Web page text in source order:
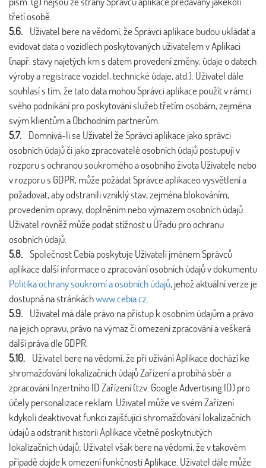
třetí osobě.
5.6. Uživatel bere na vědomí, že Správci aplikace budou ukládat a
evidovat data o vozidlech poskytovaných uživatelem v Aplikaci
(např. stavy najetých km s datem provedení změny, údaje o datech
výroby a registrace vozidel, technické údaje, atd.). Uživatel dále
souhlasí s tím, že tato data mohou Správci aplikace použít v rámci
svého podnikání pro poskytování služeb třetím osobám, zejména
svým klientům a Obchodním partnerům.
5.7. Domnívá-li se Uživatel že Správci aplikace jako správci
osobních údajů či jako zpracovatelé osobních údajů postupují v
rozporu s ochranou soukromého a osobního života Uživatele nebo
v rozporu s GDPR, může požádat Správce aplikaceo vysvětlení a
požadovat, aby odstranili vzniklý stav, zejména blokováním,
provedením opravy, doplněním nebo výmazem osobních údajů.
Uživatel rovněž může podat stížnost u Úřadu pro ochranu
osobních údajů.
5.8. Společnost Cebia poskytuje Uživateli jménem Správců
aplikace další informace o zpracování osobních údajů v dokumentu
Politika ochrany soukromí a osobních údajů, jehož aktuální verze je
dostupná na stránkáchwww.cebia.cz.
5.9. Uživatel má dále právo na přístup k osobním údajům a právo
na jejich opravu, právo na výmaz či omezení zpracování a veškerá
další práva dle GDPR.
5.10. Uživatel bere na vědomí, že při užívání Aplikace dochází ke
shromažďování lokalizačních údajů Zařízení a probíhá sběr a
zpracování Inzertního ID Zařízení (tzv. Google Advertising ID) pro
účely personalizace reklam. Uživatel může ve svém Zařízení
kdykoli deaktivovat funkci zajišťující shromažďování lokalizačních
údajů a odstranit historii Aplikace včetně poskytnutých
lokalizačních údajů; Uživatel však bere na vědomí, že v takovém
případě dojde k omezení funkčnosti Aplikace. Uživatel dále může